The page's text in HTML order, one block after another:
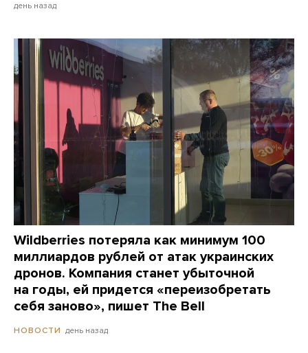
день назад
Wildberries потеряла как минимум 100
миллиардов рублей от атак украинских
дронов. Компания станет убыточной
на годы, ей придется «переизобретать
себя заново», пишет The Bell
НОВОСТИ день назад